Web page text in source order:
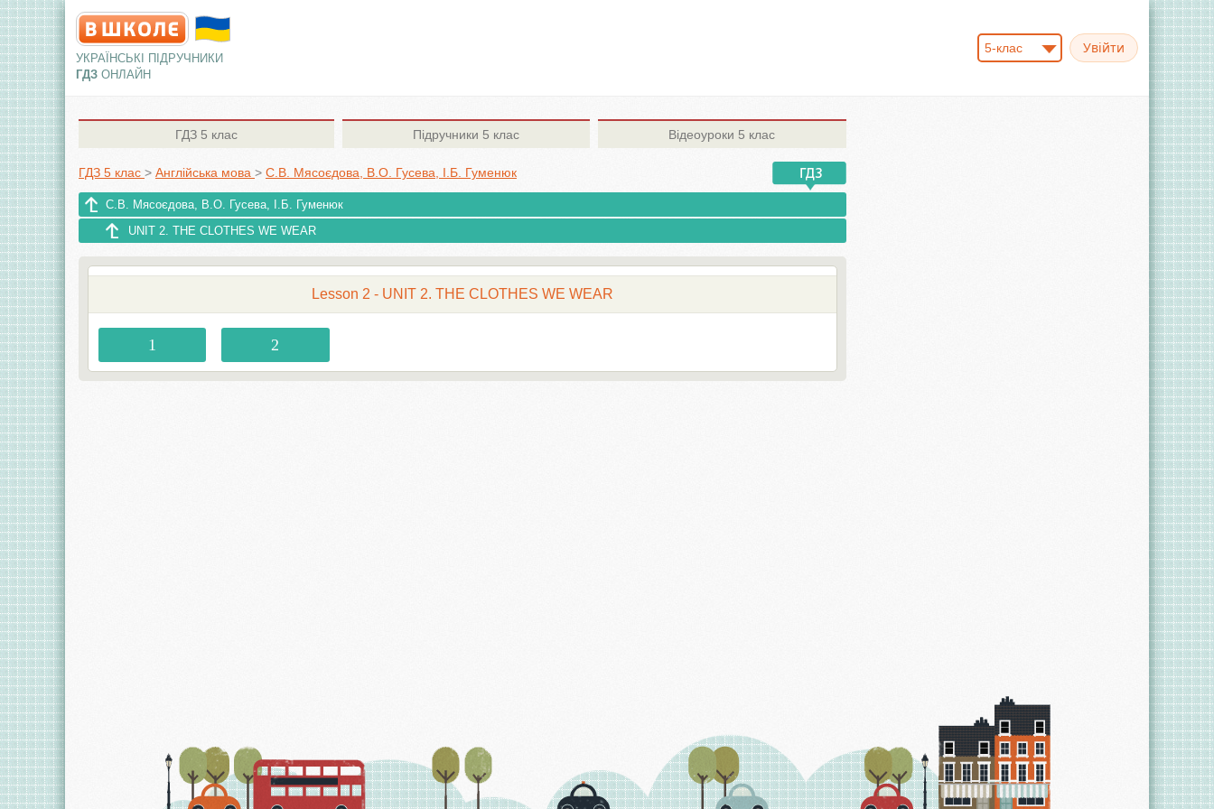
УКРАЇНСЬКІ ПІДРУЧНИКИ
ГДЗ ОНЛАЙН
5-клас
ГДЗ 5 клас Підручники 5 клас Відеоуроки 5 клас
ГДЗ 5 клас > Англiйська мова > С.В. Мясоєдова, В.О. Гусева, І.Б. Гуменюк
С.В. Мясоєдова, В.О. Гусева, І.Б. Гуменюк
UNIT 2. THE CLOTHES WE WEAR
Lesson 2 - UNIT 2. THE CLOTHES WE WEAR
1 2